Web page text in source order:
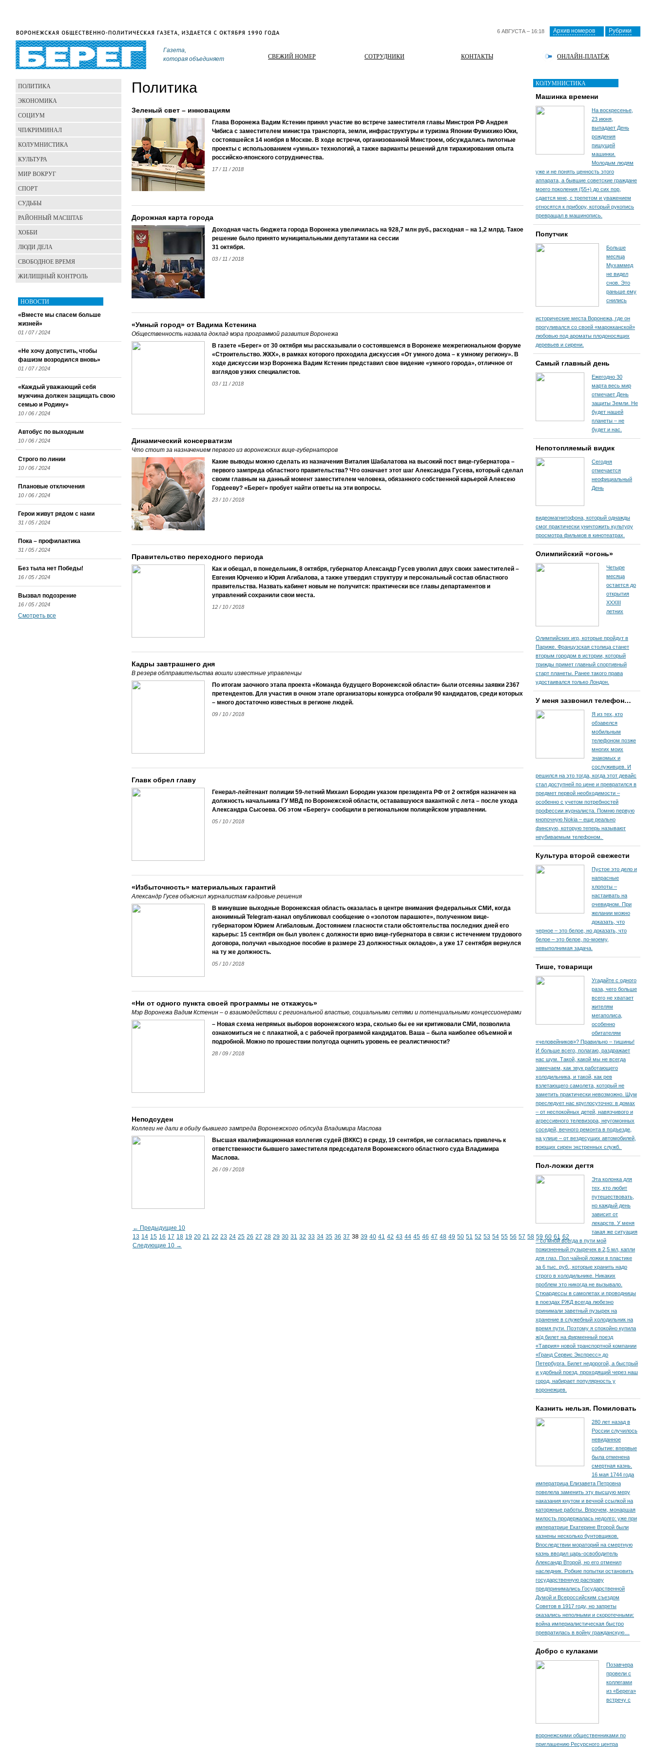
6 АВГУСТА – 16:18 Архив номеров Рубрики
Газета,
которая объединяет
СВЕЖИЙ НОМЕР СОТРУДНИКИ КОНТАКТЫ ОНЛАЙН-ПЛАТЁЖ
Политика
Зеленый свет – инновациям
Глава Воронежа Вадим Кстенин принял участие во встрече заместителя главы Минстроя РФ Андрея
Чибиса с заместителем министра транспорта, земли, инфраструктуры и туризма Японии Фумихико Юки,
состоявшейся 14 ноября в Москве. В ходе встречи, организованной Минстроем, обсуждались пилотные
проекты с использованием «умных» технологий, а также варианты решений для тиражирования опыта
российско-японского сотрудничества.
17 / 11 / 2018
Дорожная карта города
Доходная часть бюджета города Воронежа увеличилась на 928,7 млн руб., расходная – на 1,2 млрд. Такое
решение было принято муниципальными депутатами на сессии
31 октября.
03 / 11 / 2018
«Умный город» от Вадима Кстенина
Общественность назвала доклад мэра программой развития Воронежа
В газете «Берег» от 30 октября мы рассказывали о состоявшемся в Воронеже межрегиональном форуме
«Строительство. ЖКХ», в рамках которого проходила дискуссия «От умного дома – к умному региону». В
ходе дискуссии мэр Воронежа Вадим Кстенин представил свое видение «умного города», отличное от
взглядов узких специалистов.
03 / 11 / 2018
Динамический консерватизм
Что стоит за назначением первого из воронежских вице-губернаторов
Какие выводы можно сделать из назначения Виталия Шабалатова на высокий пост вице-губернатора –
первого зампреда областного правительства? Что означает этот шаг Александра Гусева, который сделал
своим главным на данный момент заместителем человека, обязанного собственной карьерой Алексею
Гордееву? «Берег» пробует найти ответы на эти вопросы.
23 / 10 / 2018
Правительство переходного периода
Как и обещал, в понедельник, 8 октября, губернатор Александр Гусев уволил двух своих заместителей –
Евгения Юрченко и Юрия Агибалова, а также утвердил структуру и персональный состав областного
правительства. Назвать кабинет новым не получится: практически все главы департаментов и
управлений сохранили свои места.
12 / 10 / 2018
Кадры завтрашнего дня
В резерв облправительства вошли известные управленцы
По итогам заочного этапа проекта «Команда будущего Воронежской области» были отсеяны заявки 2367
претендентов. Для участия в очном этапе организаторы конкурса отобрали 90 кандидатов, среди которых
– много достаточно известных в регионе людей.
09 / 10 / 2018
Главк обрел главу
Генерал-лейтенант полиции 59-летний Михаил Бородин указом президента РФ от 2 октября назначен на
должность начальника ГУ МВД по Воронежской области, остававшуюся вакантной с лета – после ухода
Александра Сысоева. Об этом «Берегу» сообщили в региональном полицейском управлении.
05 / 10 / 2018
«Избыточность» материальных гарантий
Александр Гусев объяснил журналистам кадровые решения
В минувшие выходные Воронежская область оказалась в центре внимания федеральных СМИ, когда
анонимный Telegram-канал опубликовал сообщение о «золотом парашюте», полученном вице-
губернатором Юрием Агибаловым. Достоянием гласности стали обстоятельства последних дней его
карьеры: 15 сентября он был уволен с должности врио вице-губернатора в связи с истечением трудового
договора, получил «выходное пособие в размере 23 должностных окладов», а уже 17 сентября вернулся
на ту же должность.
05 / 10 / 2018
«Ни от одного пункта своей программы не откажусь»
Мэр Воронежа Вадим Кстенин – о взаимодействии с региональной властью, социальными сетями и потенциальными концессионерами
– Новая схема непрямых выборов воронежского мэра, сколько бы ее ни критиковали СМИ, позволила
ознакомиться не с плакатной, а с рабочей программой кандидатов. Ваша – была наиболее объемной и
подробной. Можно по прошествии полугода оценить уровень ее реалистичности?
28 / 09 / 2018
Неподсуден
Коллеги не дали в обиду бывшего зампреда Воронежского облсуда Владимира Маслова
Высшая квалификационная коллегия судей (ВККС) в среду, 19 сентября, не согласилась привлечь к
ответственности бывшего заместителя председателя Воронежского областного суда Владимира
Маслова.
26 / 09 / 2018
← Предыдущие 10
13 14 15 16 17 18 19 20 21 22 23 24 25 26 27 28 29 30 31 32 33 34 35 36 37 38 39 40 41 42 43 44 45 46 47 48 49 50 51 52 53 54 55 56 57 58 59 60 61 62
Следующие 10 →
ПОЛИТИКА
ЭКОНОМИКА
СОЦИУМ
ЧП/КРИМИНАЛ
КОЛУМНИСТИКА
КУЛЬТУРА
МИР ВОКРУГ
СПОРТ
СУДЬБЫ
РАЙОННЫЙ МАСШТАБ
ХОББИ
ЛЮДИ ДЕЛА
СВОБОДНОЕ ВРЕМЯ
ЖИЛИЩНЫЙ КОНТРОЛЬ
НОВОСТИ
«Вместе мы спасем больше
жизней»
01 / 07 / 2024
«Не хочу допустить, чтобы
фашизм возродился вновь»
01 / 07 / 2024
«Каждый уважающий себя
мужчина должен защищать свою
семью и Родину»
10 / 06 / 2024
Автобус по выходным
10 / 06 / 2024
Строго по линии
10 / 06 / 2024
Плановые отключения
10 / 06 / 2024
Герои живут рядом с нами
31 / 05 / 2024
Пока – профилактика
31 / 05 / 2024
Без тыла нет Победы!
16 / 05 / 2024
Вызвал подозрение
16 / 05 / 2024
Смотреть все
КОЛУМНИСТИКА
Машинка времени
На воскресенье,
23 июня,
выпадает День
рождения
пишущей
машинки.
Молодым людям
уже и не понять ценность этого
аппарата, а бывшие советские граждане
моего поколения (55+) до сих пор,
сдается мне, с трепетом и уважением
относятся к прибору, который рукопись
превращал в машинопись.
Попутчик
Больше
месяца
Мухаммед
не видел
снов. Это
раньше ему
снились
исторические места Воронежа, где он
прогуливался со своей «марокканской»
любовью под ароматы плодоносящих
деревьев и сирени.
Самый главный день
Ежегодно 30
марта весь мир
отмечает День
защиты Земли. Не
будет нашей
планеты – не
будет и нас.
Непотопляемый видик
Сегодня
отмечается
неофициальный
День
видеомагнитофона, который однажды
смог практически уничтожить культуру
просмотра фильмов в кинотеатрах.
Олимпийский «огонь»
Четыре
месяца
остается до
открытия
XXXIII
летних
Олимпийских игр, которые пройдут в
Париже. Французская столица станет
вторым городом в истории, который
трижды примет главный спортивный
старт планеты. Ранее такого права
удостаивался только Лондон.
У меня зазвонил телефон…
Я из тех, кто
обзавелся
мобильным
телефоном позже
многих моих
знакомых и
сослуживцев. И
решился на это тогда, когда этот девайс
стал доступней по цене и превратился в
предмет первой необходимости –
особенно с учетом потребностей
профессии журналиста. Помню первую
кнопочную Nokia – еще реально
финскую, которую теперь называют
неубиваемым телефоном.
Культура второй свежести
Пустое это дело и
напрасные
хлопоты –
настаивать на
очевидном. При
желании можно
доказать, что
черное – это белое, но доказать, что
белое – это белое, по-моему,
невыполнимая задача.
Тише, товарищи
Угадайте с одного
раза, чего больше
всего не хватает
жителям
мегаполиса,
особенно
обитателям
«человейников»? Правильно – тишины!
И больше всего, полагаю, раздражает
нас шум. Такой, какой мы не всегда
замечаем, как звук работающего
холодильника, и такой, как рев
взлетающего самолета, который не
заметить практически невозможно. Шум
преследует нас круглосуточно: в домах
– от неспокойных детей, навязчивого и
агрессивного телевизора, неугомонных
соседей, вечного ремонта в подъезде,
на улице – от вездесущих автомобилей,
воющих сирен экстренных служб.
Пол-ложки дегтя
Эта колонка для
тех, кто любит
путешествовать,
но каждый день
зависит от
лекарств. У меня
такая же ситуация
– со мной всегда в пути мой
пожизненный пузыречек в 2,5 мл, капли
для глаз. Пол чайной ложки в пластике
за 6 тыс. руб., которые хранить надо
строго в холодильнике. Никаких
проблем это никогда не вызывало.
Стюардессы в самолетах и проводницы
в поездах РЖД всегда любезно
принимали заветный пузырек на
хранение в служебный холодильник на
время пути. По­этому я спокойно купила
ж/д билет на фирменный поезд
«Таврия» новой транспортной компании
«Гранд Сервис Экспресс» до
Петербурга. Билет недорогой, а быстрый
и удобный поезд, проходящий через наш
город, набирает популярность у
воронежцев.
Казнить нельзя. Помиловать
280 лет назад в
России случилось
невиданное
событие: впервые
была отменена
смертная казнь.
16 мая 1744 года
императрица Елизавета Петровна
повелела заменить эту высшую меру
наказания кнутом и вечной ссылкой на
каторжные работы. Впрочем, монаршая
милость продержалась недолго: уже при
императрице Екатерине Второй были
казнены несколько бунтовщиков.
Впоследствии мораторий на смертную
казнь вводил царь-освободитель
Александр Второй, но его отменил
наследник. Робкие попытки остановить
государственную расправу
предпринимались Государственной
Думой и Всероссийским съездом
Советов в 1917 году, но запреты
оказались неполными и скоротечными:
война империалистическая быстро
превратилась в войну гражданскую…
Добро с кулаками
Позавчера
провели с
коллегами
из «Берега»
встречу с
воронежскими общественниками по
приглашению Ресурсного центра